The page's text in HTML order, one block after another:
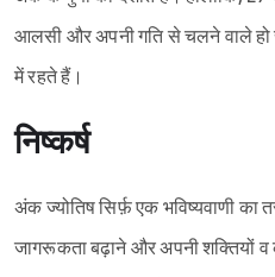
आलसी और अपनी गति से चलने वाले
में रहते हैं।
निष्कर्ष
अंक ज्योतिष सिर्फ़ एक भविष्यवाणी का
जागरूकता बढ़ाने और अपनी शक्तियों